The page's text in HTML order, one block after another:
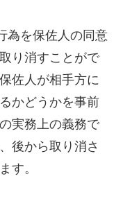
為を保佐人の同意
り消すことがで
佐人が相手方に
かどうかを事前
実務上の義務で
後から取り消さ
す。